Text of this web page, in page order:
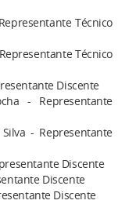
Técnico
Técnico
Discente
- Representante
- Representante
Discente
Discente
Discente